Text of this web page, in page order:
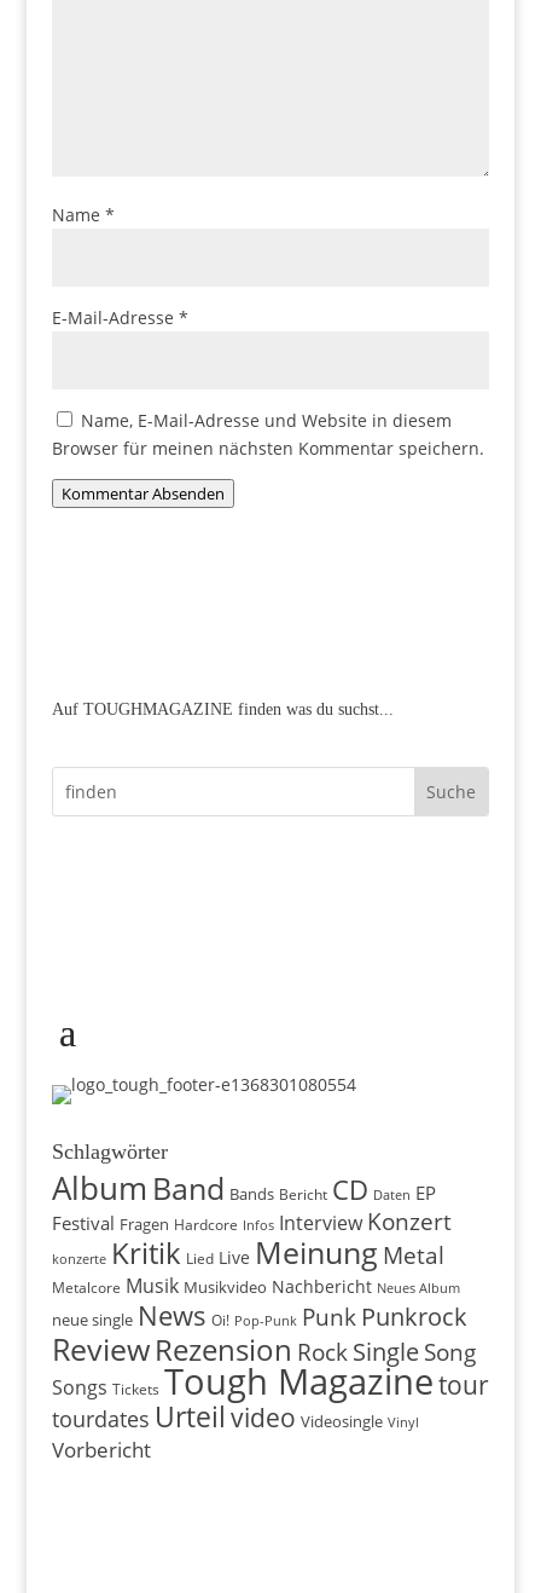
Name *
E-Mail-Adresse *
Name, E-Mail-Adresse und Website in diesem
Browser für meinen nächsten Kommentar speichern.
Kommentar Absenden
Auf TOUGHMAGAZINE finden was du suchst...
Schlagwörter
Album Band Bands Bericht CD Daten EP
Festival Fragen Hardcore Infos Interview Konzert
konzerte Kritik Lied Live Meinung Metal
Metalcore Musik Musikvideo Nachbericht Neues Album
neue single News Oi! Pop-Punk Punk Punkrock
ReviewRezension Rock Single Song
Songs Tickets Tough Magazinetour
tourdates Urteil video Videosingle Vinyl
Vorbericht